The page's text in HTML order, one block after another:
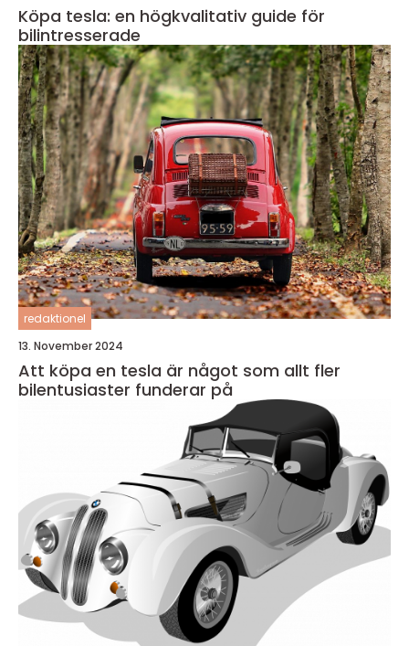
Köpa tesla: en högkvalitativ guide för
bilintresserade
redaktionel
13. November 2024
Att köpa en tesla är något som allt fler
bilentusiaster funderar på